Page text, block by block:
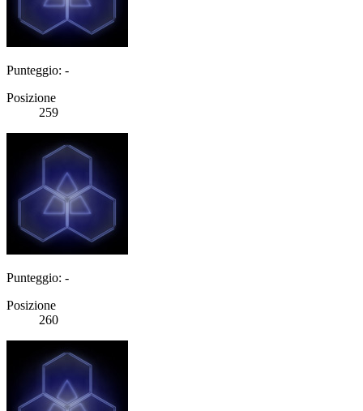
Punteggio: -
Posizione
259
Punteggio: -
Posizione
260